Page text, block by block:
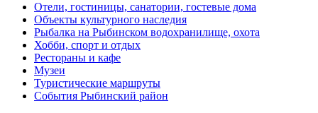
Отели, гостиницы, санатории, гостевые дома
Объекты культурного наследия
Рыбалка на Рыбинском водохранилище, охота
Хобби, спорт и отдых
Рестораны и кафе
Музеи
Туристические маршруты
События Рыбинский район